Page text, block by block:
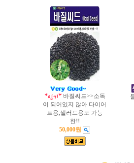
바질씨드>>소독
이 되어있지 않아 다이어
트용,샐러드용도 가능
한!!
50,000원